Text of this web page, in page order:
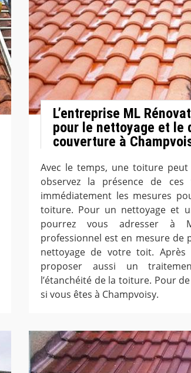
L’entreprise ML
pour le nettoyage et le
couverture à
Avec le temps, une toiture
observez la présence de ces
immédiatement les mesures
toiture. Pour un nettoyage et
pourrez vous adresser à
professionnel est en mesure de
nettoyage de votre toit.
proposer aussi un
l’étanchéité de la toiture. Pour
si vous êtes à Champvoisy.